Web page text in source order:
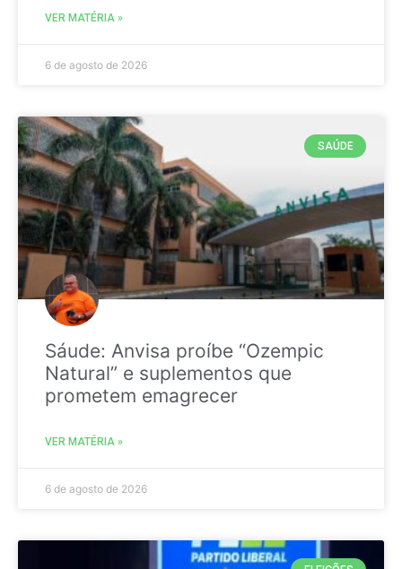
VER MATÉRIA »
6 de agosto de 2026
SAÚDE
Sáude: Anvisa proíbe “Ozempic
Natural” e suplementos que
prometem emagrecer
VER MATÉRIA »
6 de agosto de 2026